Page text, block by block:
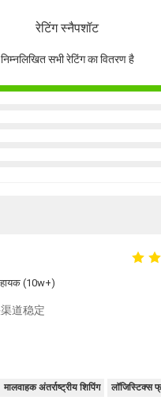
रेटिंग स्नैपशॉट
निम्नलिखित सभी रेटिंग का वितरण है
(10w+)
道稳定
मालवाहक अंतर्राष्ट्रीय शिपिंग लॉजिस्टिक्स